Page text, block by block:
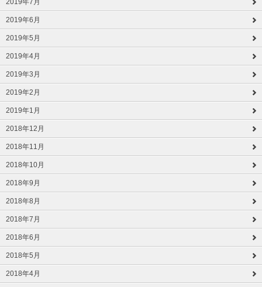
2019年7月
2019年6月
2019年5月
2019年4月
2019年3月
2019年2月
2019年1月
2018年12月
2018年11月
2018年10月
2018年9月
2018年8月
2018年7月
2018年6月
2018年5月
2018年4月